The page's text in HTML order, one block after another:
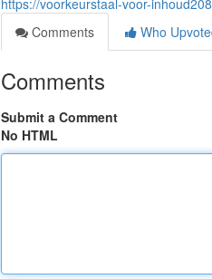
https://voorkeurstaal-voor-
Comments
Who
Comments
Submit a Comment
No HTML